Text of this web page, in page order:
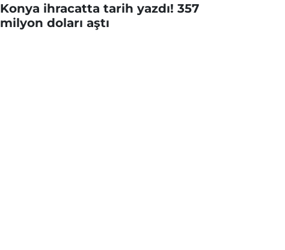
Konya ihracatta tarih yazdı! 357
milyon doları aştı